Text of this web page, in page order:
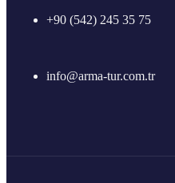
+90 (542) 245 35 75
info@arma-tur.com.tr